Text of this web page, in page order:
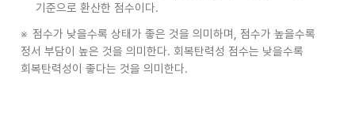
기준으로 환산한 점수이다.
※ 점수가 낮을수록 상태가 좋은 것을 의미하며, 점수가 높을수록
정서 부담이 높은 것을 의미한다. 회복탄력성 점수는 낮을수록
회복탄력성이 좋다는 것을 의미한다.